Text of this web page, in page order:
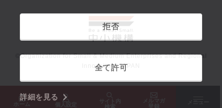
拒否
全て許可
詳細を見る
ホーム 個人設定
サイト内
検索
メルマガ
登録
©Organization for Small & Medium Enterprises and Regional
Innovation, JAPAN